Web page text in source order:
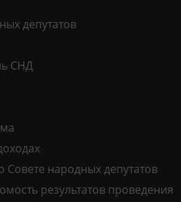
депутатов
СНД
народных депутатов
результатов проведения